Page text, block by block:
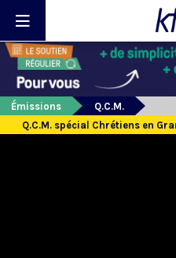
Émissions
Q.C.M.
Q.C.M. spécial Chrétiens en